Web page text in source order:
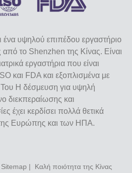
ένα υψηλού επιπέδου εργαστήριο
το Shenzhen της Κίνας. Είναι
εργαστήρια που είναι
και FDA και εξοπλισμένα με
Η δέσμευση για υψηλή
διεκπεραίωσης και
έχει κερδίσει πολλά θετικά
Ευρώπης και των ΗΠΑ.
Sitemap | Καλή ποιότητα της Κίνας